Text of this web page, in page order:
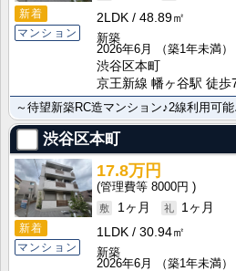
新着
マンション
2LDK
48.89㎡
新築
2026年6月
（築1年未満）
渋谷区本町
京王新線 幡ヶ谷駅 徒歩
～待望新築RC造マンション♪2線利用可
渋谷区本町
新着
マンション
17.8万円
8000円
1ヶ月
1ヶ月
1LDK
30.94㎡
新築
2026年6月
（築1年未満）